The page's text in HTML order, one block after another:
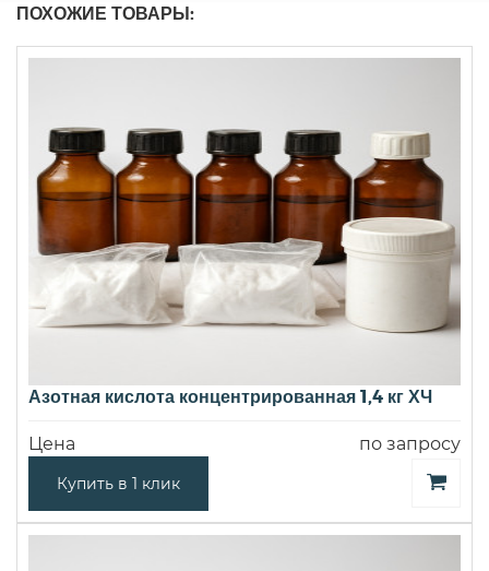
ПОХОЖИЕ ТОВАРЫ:
Азотная кислота концентрированная 1,4 кг ХЧ
Цена по запросу
Купить в 1 клик